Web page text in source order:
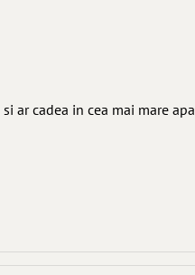
ar cadea in cea mai mare apa